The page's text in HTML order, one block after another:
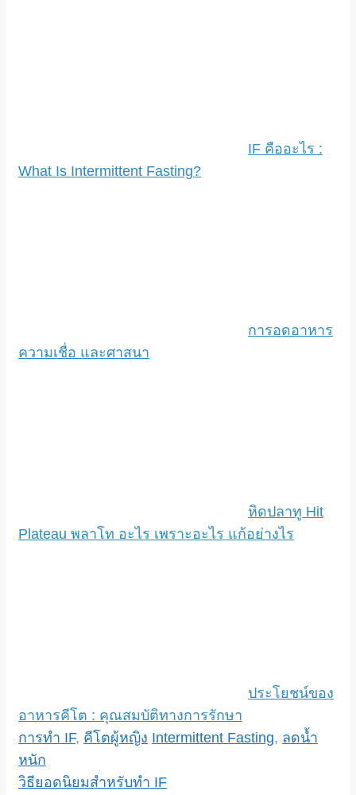
IF คืออะไร :
What Is Intermittent Fasting?
การอดอาหาร
ความเชื่อ และศาสนา
หิดปลาทู Hit
Plateau พลาโท อะไร เพราะอะไร แก้อย่างไร
ประโยชน์ของ
อาหารคีโต : คุณสมบัติทางการรักษา
Categories
การทำ IF, คีโตผู้หญิง Tags
Intermittent Fasting, ลดน้ำ
หนัก
วิธียอดนิยมสำหรับทำ IF